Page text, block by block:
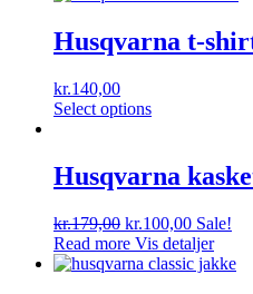
Husqvarna t-
kr.140,00
Select options
Husqvarna
kr.179,00 kr.100,00 Sale!
Read more Vis detaljer